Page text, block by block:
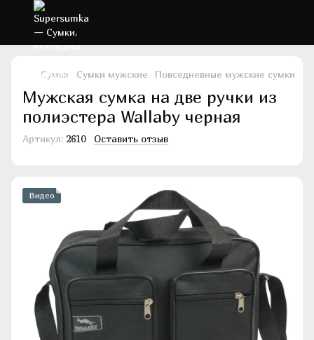
Сумки Сумки мужские Повседневные мужские сумки
Мужская сумка на две ручки из
полиэстера Wallaby черная
Артикул: 2610 Оставить отзыв
Видео